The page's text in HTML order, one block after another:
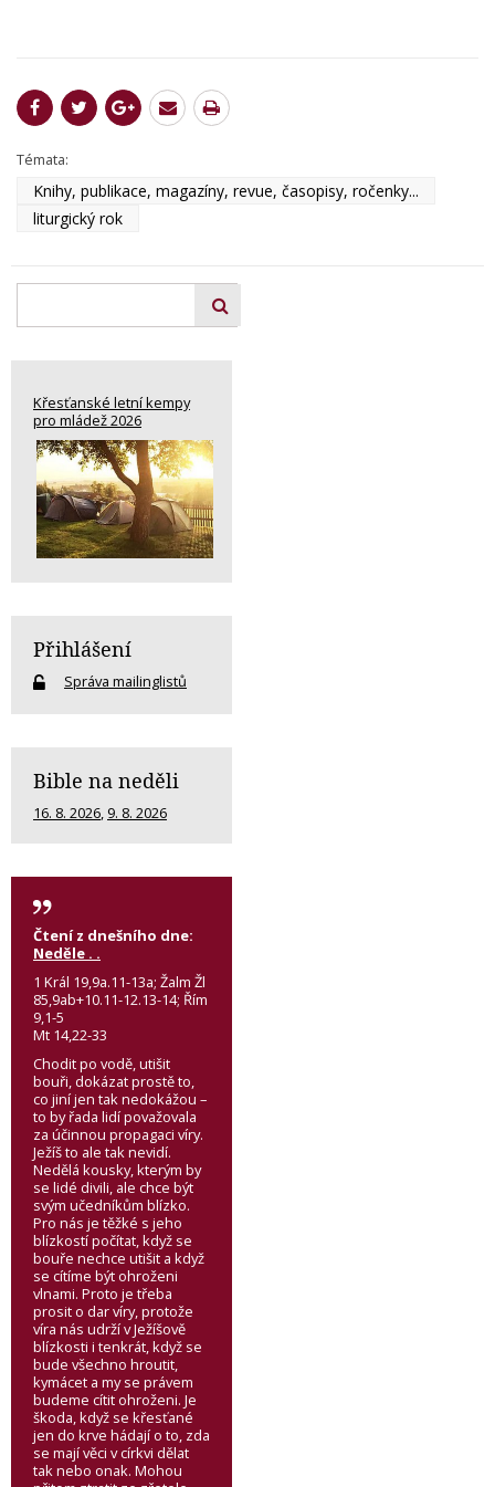
Témata:
Knihy, publikace, magazíny, revue, časopisy, ročenky...
liturgický rok
Křesťanské letní kempy
pro mládež 2026
Přihlášení
Správa mailinglistů
Bible na neděli
16. 8. 2026, 9. 8. 2026
Čtení z dnešního dne:
Neděle . .
1 Král 19,9a.11-13a; Žalm Žl
85,9ab+10.11-12.13-14; Řím
9,1-5
Mt 14,22-33
Chodit po vodě, utišit
bouři, dokázat prostě to,
co jiní jen tak nedokážou –
to by řada lidí považovala
za účinnou propagaci víry.
Ježíš to ale tak nevidí.
Nedělá kousky, kterým by
se lidé divili, ale chce být
svým učedníkům blízko.
Pro nás je těžké s jeho
blízkostí počítat, když se
bouře nechce utišit a když
se cítíme být ohroženi
vlnami. Proto je třeba
prosit o dar víry, protože
víra nás udrží v Ježíšově
blízkosti i tenkrát, když se
bude všechno hroutit,
kymácet a my se právem
budeme cítit ohroženi. Je
škoda, když se křesťané
jen do krve hádají o to, zda
se mají věci v církvi dělat
tak nebo onak. Mohou